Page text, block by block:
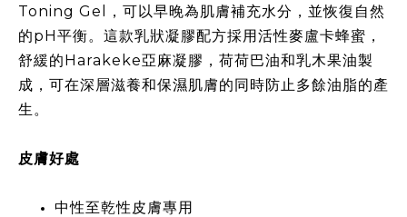
Toning Gel，可以早晚為肌膚補充水分，並恢復自然
的pH平衡。這款乳狀凝膠配方採用活性麥盧卡蜂蜜，
舒緩的Harakeke亞麻凝膠，荷荷巴油和乳木果油製
成，可在深層滋養和保濕肌膚的同時防止多餘油脂的產
生。​
皮膚好處​
中性至乾性皮膚專用​